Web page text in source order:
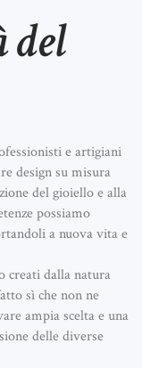
e artigiani
design su misura
del gioiello e alla
possiamo
a nuova vita e
creati dalla natura
sì che non ne
ampia scelta e una
delle diverse